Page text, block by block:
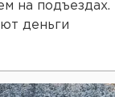
на подъездах.
деньги